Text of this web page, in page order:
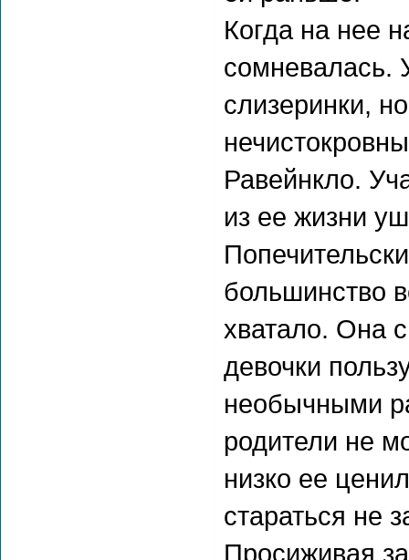
Когда на нее
сомневалась.
слизеринки,
Равейнкло.
из ее жизни
большинство
хватало. Она
девочки
необычными
родители не
низко ее
стараться не
Просиживая